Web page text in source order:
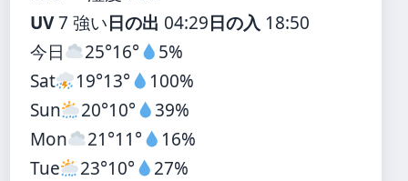
UV7 強い日の出 04:29日の入 18:50
今日
25°16°
5%
Sat
19°13°
100%
Sun
20°10°
39%
Mon
21°11°
16%
Tue
23°10°
27%